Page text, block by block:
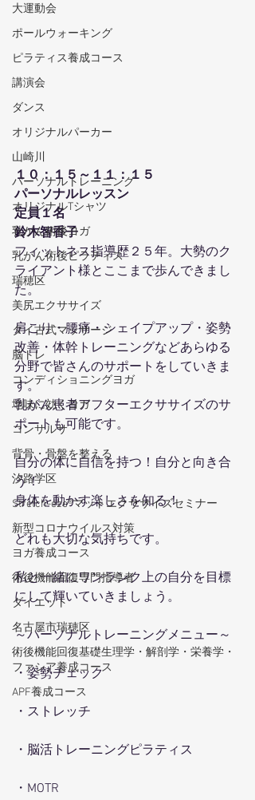
大運動会
ポールウォーキング
ピラティス養成コース
講演会
ダンス
オリジナルパーカー
山崎川
パーソナルトレーニング
オリジナルTシャツ
乳がん術後ヨガ
乳がん術後ピラティス
瑞穂区
美尻エクササイズ
タイ古式マッサージ
脳トレ
コンディショニングヨガ
地味に効くヨガ
コンサルサ
背骨・骨盤を整える
汐路学区
Stretch-eze®マットエクササイズセミナー
新型コロナウイルス対策
ヨガ養成コース
術後機能回復専門指導者
ダイエット
名古屋市瑞穂区
術後機能回復基礎生理学・解剖学・栄養学・
ファシア養成コース
APF養成コース
１０：１５～１１：１５
パーソナルレッスン
定員１名
鈴木智香子
フィットネス指導歴２５年。大勢のク
ライアント様とここまで歩んできまし
た。
肩こり・腰痛・シェイプアップ・姿勢
改善・体幹トレーニングなどあらゆる
分野で皆さんのサポートをしていきま
す。
乳がん患者アフターエクササイズのサ
ポートも可能です。
自分の体に自信を持つ！自分と向き合
う！
身体を動かす楽しさを知る！
どれも大切な気持ちです。
私と一緒にワンランク上の自分を目標
にして輝いていきましょう。
～パーソナルトレーニングメニュー～
・姿勢チェック
・ストレッチ
・脳活トレーニングピラティス
・MOTR